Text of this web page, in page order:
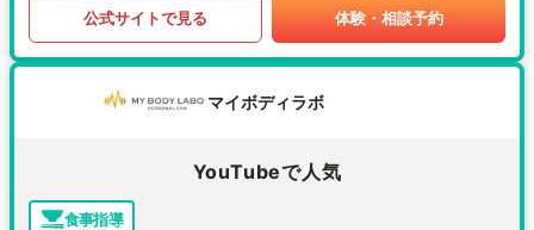
公式サイトで見る 体験・相談予約
マイボディラボ
YouTubeで人気
食事指導